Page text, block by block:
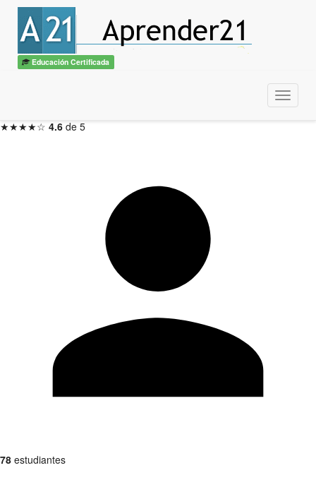
Educación Certificada
Menu
Introducción al E-Learning
con diplomaITSS / CBTech
★★★★☆ 4.6 de 5
78 estudiantes